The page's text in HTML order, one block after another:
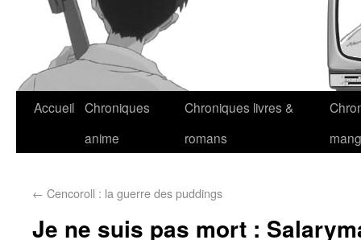
Accueil Chroniques
anime
Chroniques livres &
romans
← Cencoroll : la guerre des puddings
Je ne suis pas mort :